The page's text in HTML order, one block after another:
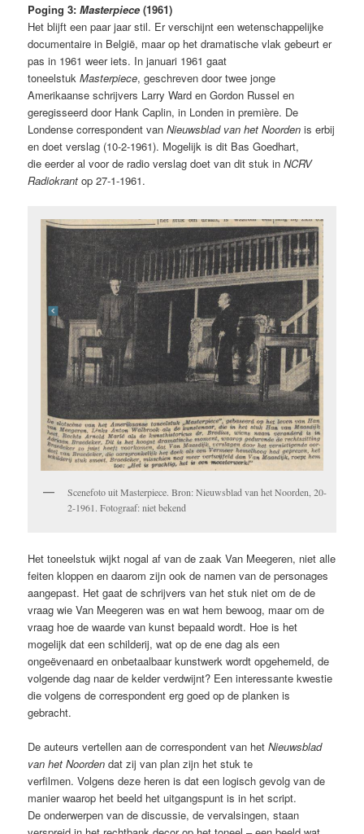
Poging 3:Masterpiece (1961)
Het blijft een paar jaar stil. Er verschijnt een wetenschappelijke
documentaire in België, maar op het dramatische vlak gebeurt er
pas in 1961 weer iets. In januari 1961 gaat
toneelstukMasterpiece, geschreven door twee jonge
Amerikaanse schrijvers Larry Ward en Gordon Russel en
geregisseerd door Hank Caplin, in Londen in première. De
Londense correspondent vanNieuwsblad van het Noorden is erbij
en doet verslag (10-2-1961). Mogelijk is dit Bas Goedhart,
die eerder al voor de radio verslag doet van dit stuk inNCRV
Radiokrant op 27-1-1961.
Scenefoto uit Masterpiece. Bron: Nieuwsblad van het Noorden, 20-
2-1961. Fotograaf: niet bekend
Het toneelstuk wijkt nogal af van de zaak Van Meegeren, niet alle
feiten kloppen en daarom zijn ook de namen van de personages
aangepast. Het gaat de schrijvers van het stuk niet om de de
vraag wie Van Meegeren was en wat hem bewoog, maar om de
vraag hoe de waarde van kunst bepaald wordt. Hoe is het
mogelijk dat een schilderij, wat op de ene dag als een
ongeëvenaard en onbetaalbaar kunstwerk wordt opgehemeld, de
volgende dag naar de kelder verdwijnt? Een interessante kwestie
die volgens de correspondent erg goed op de planken is
gebracht.
De auteurs vertellen aan de correspondent van hetNieuwsblad
van het Noorden dat zij van plan zijn het stuk te
verfilmen. Volgens deze heren is dat een logisch gevolg van de
manier waarop het beeld het uitgangspunt is in het script.
De onderwerpen van de discussie, de vervalsingen, staan